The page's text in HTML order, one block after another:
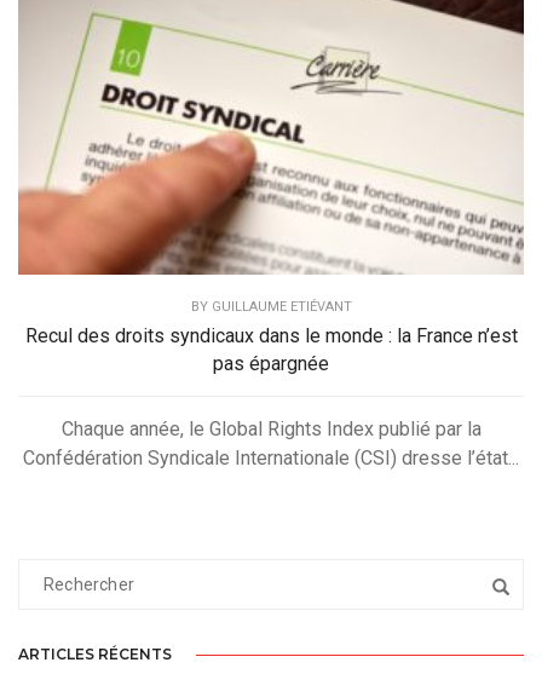
BY GUILLAUME ETIÉVANT
Recul des droits syndicaux dans le monde : la France n’est
pas épargnée
Chaque année, le Global Rights Index publié par la
Confédération Syndicale Internationale (CSI) dresse l’état...
ARTICLES RÉCENTS